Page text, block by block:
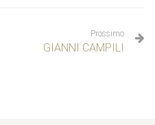
Prossimo
GIANNI CAMPILI